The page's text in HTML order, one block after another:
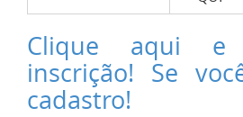
Clique aqui e
inscrição! Se
cadastro!